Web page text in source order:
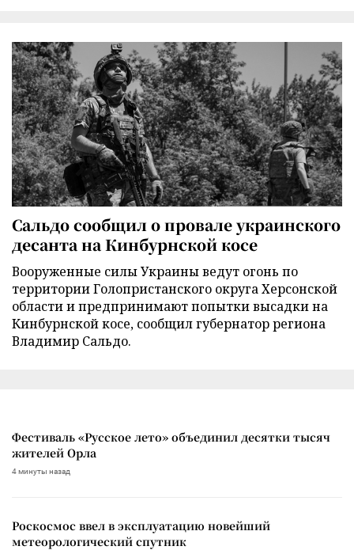
Сальдо сообщил о провале украинского
десанта на Кинбурнской косе
Вооруженные силы Украины ведут огонь по
территории Голопристанского округа Херсонской
области и предпринимают попытки высадки на
Кинбурнской косе, сообщил губернатор региона
Владимир Сальдо.
Фестиваль «Русское лето» объединил десятки тысяч
жителей Орла
4 минуты назад
Роскосмос ввел в эксплуатацию новейший
метеорологический спутник